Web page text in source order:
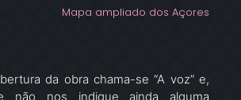
Mapa ampliado dos Açores
da obra chama-se “A voz” e,
não nos indique ainda alguma